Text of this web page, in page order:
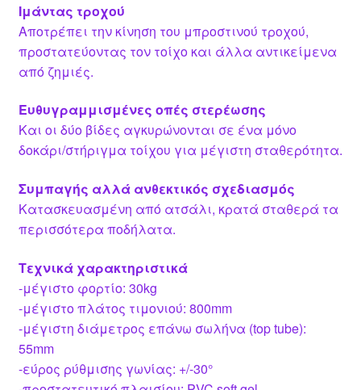
Ιμάντας τροχού
Αποτρέπει την κίνηση του μπροστινού τροχού,
προστατεύοντας τον τοίχο και άλλα αντικείμενα
από ζημιές.
Ευθυγραμμισμένες οπές στερέωσης
Και οι δύο βίδες αγκυρώνονται σε ένα μόνο
δοκάρι/στήριγμα τοίχου για μέγιστη σταθερότητα.
Συμπαγής αλλά ανθεκτικός σχεδιασμός
Κατασκευασμένη από ατσάλι, κρατά σταθερά τα
περισσότερα ποδήλατα.
Τεχνικά χαρακτηριστικά
-μέγιστο φορτίο: 30kg
-μέγιστο πλάτος τιμονιού: 800mm
-μέγιστη διάμετρος επάνω σωλήνα (top tube):
55mm
-εύρος ρύθμισης γωνίας: +/-30°